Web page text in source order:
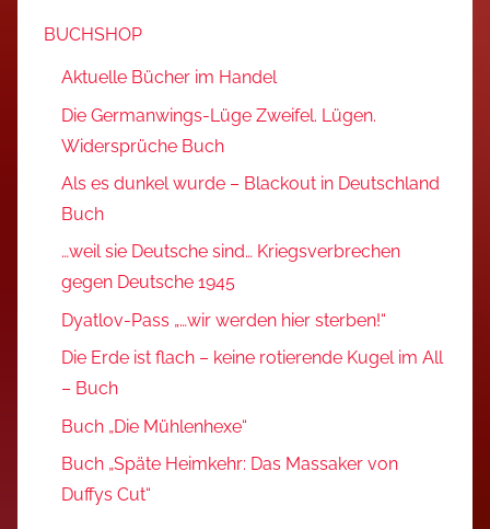
BUCHSHOP
Aktuelle Bücher im Handel
Die Germanwings-Lüge Zweifel. Lügen.
Widersprüche Buch
Als es dunkel wurde – Blackout in Deutschland
Buch
…weil sie Deutsche sind… Kriegsverbrechen
gegen Deutsche 1945
Dyatlov-Pass „…wir werden hier sterben!“
Die Erde ist flach – keine rotierende Kugel im All
– Buch
Buch „Die Mühlenhexe“
Buch „Späte Heimkehr: Das Massaker von
Duffys Cut“